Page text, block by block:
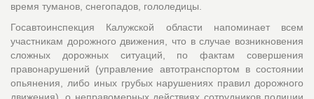
время туманов, снегопадов, гололедицы.
Госавтоинспекция Калужской области напоминает всем
участникам дорожного движения, что в случае возникновения
сложных дорожных ситуаций, по фактам совершения
правонарушений (управление автотранспортом в состоянии
опьянения, либо иных грубых нарушениях правил дорожного
движения), о неправомерных действиях сотрудников полиции